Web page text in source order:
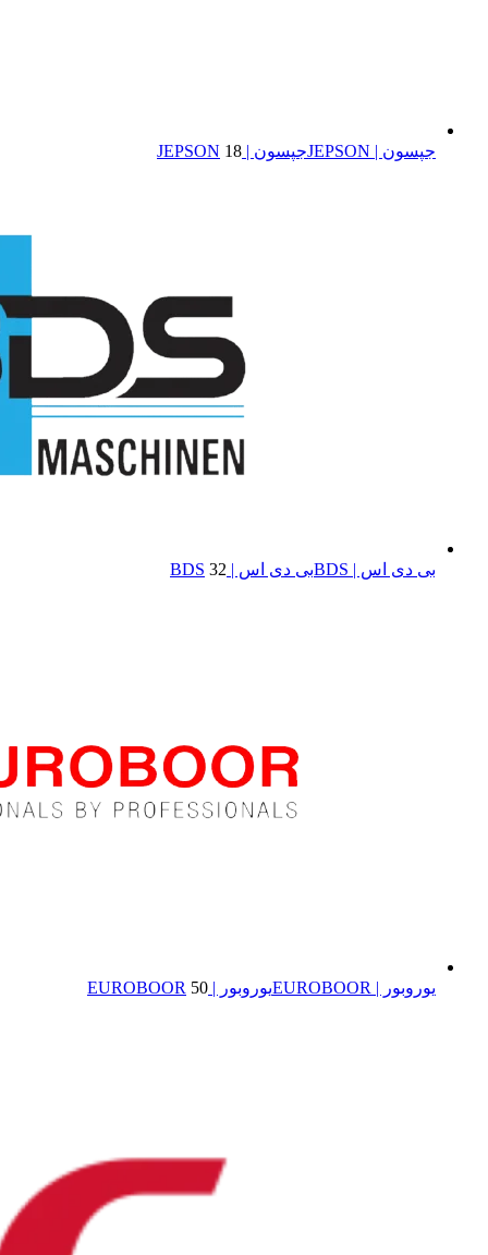
جپسون | JEPSON جپسون | JEPSON 18
بی دی اس | BDS بی دی اس | BDS 32
یوروبور | EUROBOOR یوروبور | EUROBOOR 50